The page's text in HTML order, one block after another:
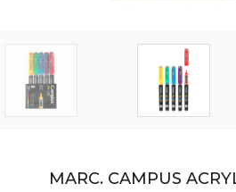
MARC. CAMPUS